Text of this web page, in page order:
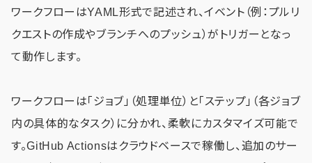
ワークフローはYAML形式で記述され、イベント（例：プルリ
クエストの作成やブランチへのプッシュ）がトリガーとなっ
て動作します。
ワークフローは「ジョブ」（処理単位）と「ステップ」（各ジョブ
内の具体的なタスク）に分かれ、柔軟にカスタマイズ可能で
す。GitHub Actionsはクラウドベースで稼働し、追加のサー